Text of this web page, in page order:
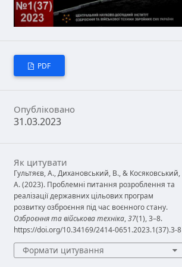
PDF
Опубліковано
31.03.2023
Як цитувати
Гультяєв, А., Дихановський, В., & Косяковський,
А. (2023). Проблемні питання розроблення та
реалізації державних цільових програм
розвитку озброєння під час воєнного стану.
Озброєння та військова техніка,37(1), 3–8.
https://doi.org/10.34169/2414-0651.2023.1(37).3-8
Формати цитування